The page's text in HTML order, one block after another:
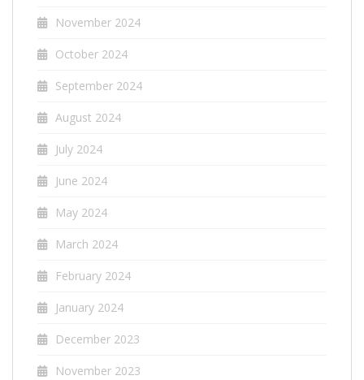
November 2024
October 2024
September 2024
August 2024
July 2024
June 2024
May 2024
March 2024
February 2024
January 2024
December 2023
November 2023